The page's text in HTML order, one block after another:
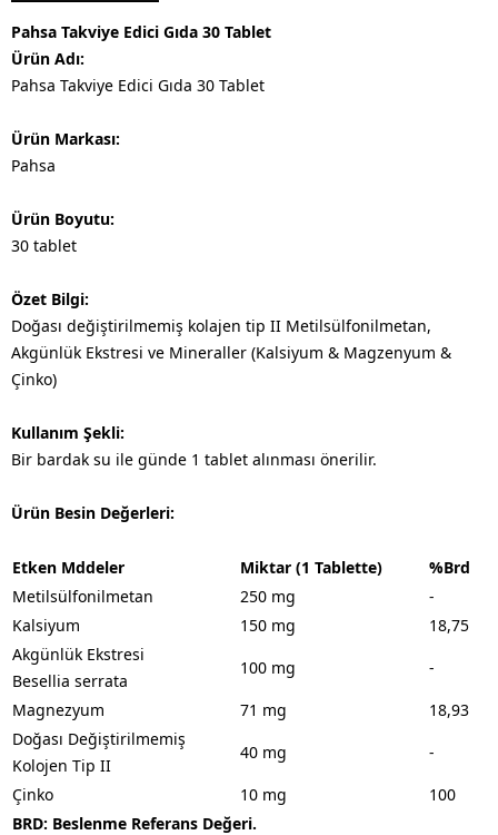
Pahsa Takviye Edici Gıda 30 Tablet
Ürün Adı:
Pahsa Takviye Edici Gıda 30 Tablet
Ürün Markası:
Pahsa
Ürün Boyutu:
30 tablet
Özet Bilgi:
Doğası değiştirilmemiş kolajen tip II Metilsülfonilmetan,
Akgünlük Ekstresi ve Mineraller (Kalsiyum & Magzenyum &
Çinko)
Kullanım Şekli:
Bir bardak su ile günde 1 tablet alınması önerilir.
Ürün Besin Değerleri:
Etken Mddeler Miktar (1 Tablette)
%Brd
Metilsülfonilmetan
250 mg
-
Kalsiyum
150 mg
18,75
Akgünlük Ekstresi
Besellia serrata
100 mg
-
Magnezyum
71 mg
18,93
Doğası Değiştirilmemiş
Kolojen Tip II
40 mg
-
Çinko
10 mg
100
BRD: Beslenme Referans Değeri.